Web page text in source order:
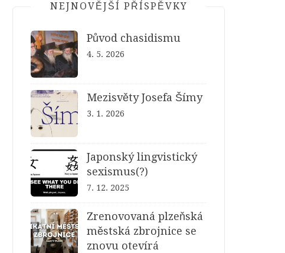
NEJNOVĚJŠÍ PŘÍSPĚVKY
Původ chasidismu
4. 5. 2026
Mezisvěty Josefa Šímy
3. 1. 2026
Japonský lingvistický
sexismus(?)
7. 12. 2025
Zrenovovaná plzeňská
městská zbrojnice se
znovu otevírá